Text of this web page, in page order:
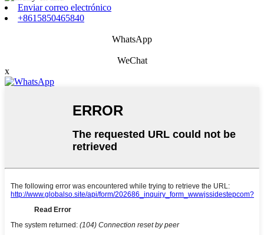
Enviar correo electrónico
+8615850465840
WhatsApp
WeChat
x